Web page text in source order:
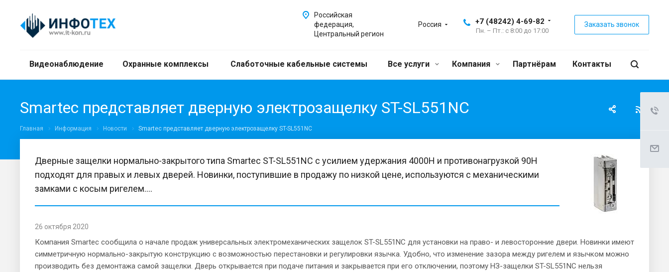
Россия +7 (48242) 4-69-82
Пн. – Пт.: с 8:00 до 17:00
Заказать звонок
Российская
федерация,
Центральный регион
Видеонаблюдение Охранные комплексы Слаботочные кабельные системы Все услуги Компания Партнёрам Контакты
Smartec представляет дверную электрозащелку ST-SL551NC
Главная Информация Новости Smartec представляет дверную электрозащелку ST-SL551NC
Дверные защелки нормально-закрытого типа Smartec ST-SL551NC с усилием удержания 4000H и противонагрузкой 90H
подходят для правых и левых дверей. Новинки, поступившие в продажу по низкой цене, используются с механическими
замками с косым ригелем....
26 октября 2020
Компания Smartec сообщила о начале продаж универсальных электромеханических защелок ST-SL551NC для установки на право- и левосторонние двери. Новинки имеют
симметричную нормально-закрытую конструкцию с возможностью перестановки и регулировки язычка. Удобно, что изменение зазора между ригелем и язычком можно
производить без демонтажа самой защелки. Дверь открывается при подаче питания и закрывается при его отключении, поэтому НЗ-защелки ST-SL551NC нельзя